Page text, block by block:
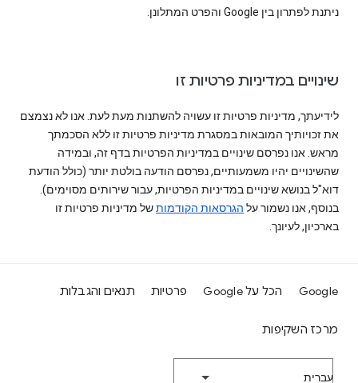
ניתנת לפתרון בין Google והפרט המתלונן.
שינויים במדיניות פרטיות זו
לידיעתך, מדיניות פרטיות זו עשויה להשתנות מעת לעת. אנו לא נצמצם
את זכויותיך המובאות במסגרת מדיניות פרטיות זו ללא הסכמתך
מראש. אנו נפרסם שינויים במדיניות הפרטיות בדף זה, ובמידה
שהשינויים יהיו משמעותיים, נפרסם הודעה בולטת יותר (כולל הודעת
דוא"ל בנושא שינויים במדיניות הפרטיות, עבור שירותים מסוימים).
בנוסף, אנו נשמור על הגרסאות הקודמותשל מדיניות פרטיות זו
בארכיון, לעיונך.
Google הכל על Google פרטיות תנאים והגבלות
מרכז השקיפות
‫עברית‬